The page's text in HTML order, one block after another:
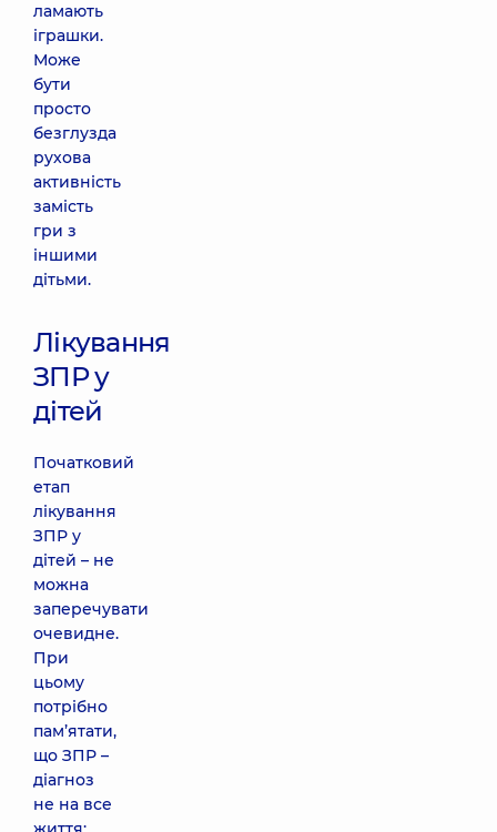
ламають
іграшки.
Може
бути
просто
безглузда
рухова
активність
замість
гри з
іншими
дітьми.
Лікування
ЗПР у
дітей
Початковий
етап
лікування
ЗПР у
дітей – не
можна
заперечувати
очевидне.
При
цьому
потрібно
пам’ятати,
що ЗПР –
діагноз
не на все